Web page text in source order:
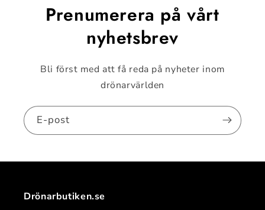
Prenumerera på vårt
nyhetsbrev
Bli först med att få reda på nyheter inom
drönarvärlden
E-post
Drönarbutiken.se